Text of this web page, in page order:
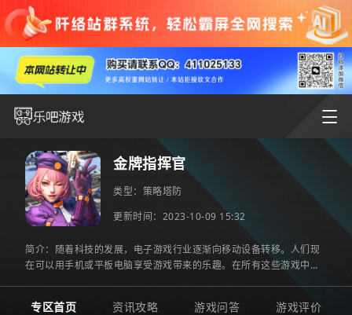
金牌指挥官
类型： 策略塔防
更新时间：2023-10-09 15:32
简介：随着科技的发展，电子游戏行业逐渐向移动设备转移。人们现
在可以用手机或平板电脑享受游戏带来的乐趣。在所有这些游戏中，
专区首页 资讯攻略 游戏问答 游戏评价